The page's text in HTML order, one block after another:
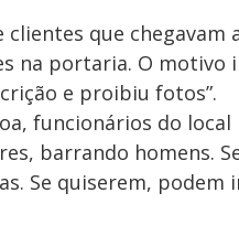
que chegavam
na portaria. O motivo
e proibiu fotos”.
funcionários do
barrando homens.
Se quiserem, podem